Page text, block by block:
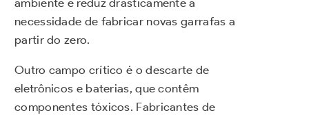
ambiente e reduz drasticamente a
necessidade de fabricar novas garrafas a
partir do zero.
Outro campo crítico é o descarte de
eletrônicos e baterias, que contêm
componentes tóxicos. Fabricantes de